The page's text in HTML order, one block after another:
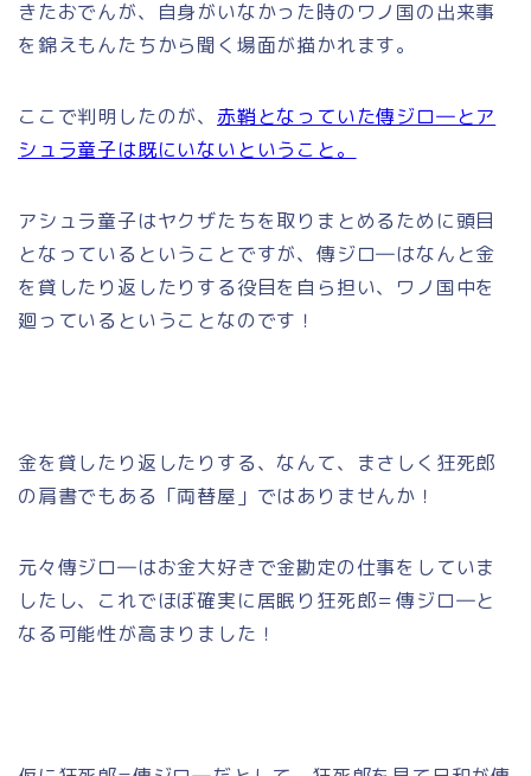
きたおでんが、自身がいなかった時のワノ国の出来事
を錦えもんたちから聞く場面が描かれます。
ここで判明したのが、 赤鞘となっていた傳ジロ―とア
シュラ童子は既にいないということ。
アシュラ童子はヤクザたちを取りまとめるために頭目
となっているということですが、傳ジロ―はなんと金
を貸したり返したりする役目を自ら担い、ワノ国中を
廻っているということなのです！
金を貸したり返したりする、なんて、まさしく狂死郎
の肩書でもある「両替屋」ではありませんか！
元々傳ジロ―はお金大好きで金勘定の仕事をしていま
したし、これでほぼ確実に居眠り狂死郎＝傳ジロ―と
なる可能性が高まりました！